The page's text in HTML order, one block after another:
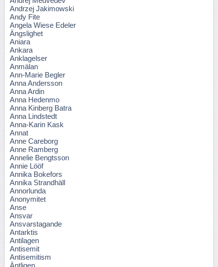
Andrzej Jakimowski
Andy Fite
Angela Wiese Edeler
Ängslighet
Aniara
Ankara
Anklagelser
Anmälan
Ann-Marie Begler
Anna Andersson
Anna Ardin
Anna Hedenmo
Anna Kinberg Batra
Anna Lindstedt
Anna-Karin Kask
Annat
Anne Careborg
Anne Ramberg
Annelie Bengtsson
Annie Lööf
Annika Bokefors
Annika Strandhäll
Annorlunda
Anonymitet
Anse
Ansvar
Ansvarstagande
Antarktis
Antilagen
Antisemit
Antisemitism
Äntligen